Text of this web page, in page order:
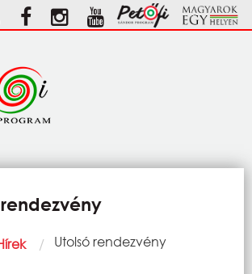
Current:
Utolsó rendezvény